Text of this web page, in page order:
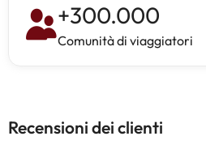
+300.000
Comunità di viaggiatori
Recensioni dei clienti